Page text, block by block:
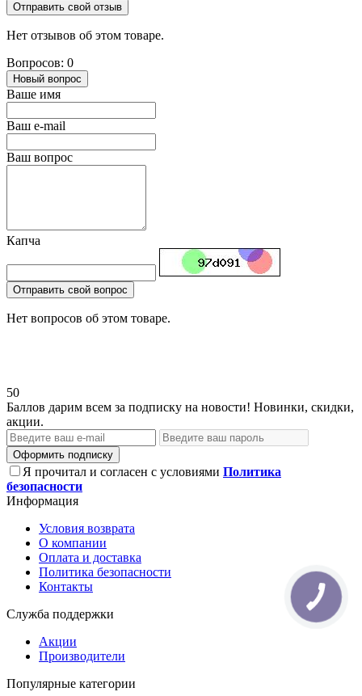
Отправить свой отзыв
Нет отзывов об этом товаре.
Вопросов: 0
Новый вопрос
Ваше имя
Ваш e-mail
Ваш вопрос
Капча
Отправить свой вопрос
Нет вопросов об этом товаре.
50
Баллов дарим всем за подписку на новости! Новинки, скидки,
акции.
Оформить подписку
Я прочитал и согласен с условиями Политика
безопасности
Информация
Условия возврата
О компании
Оплата и доставка
Политика безопасности
Контакты
Служба поддержки
Акции
Производители
Популярные категории